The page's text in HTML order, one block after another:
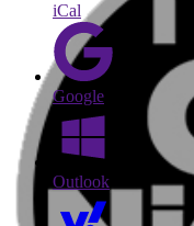
iCal
Google
Outlook